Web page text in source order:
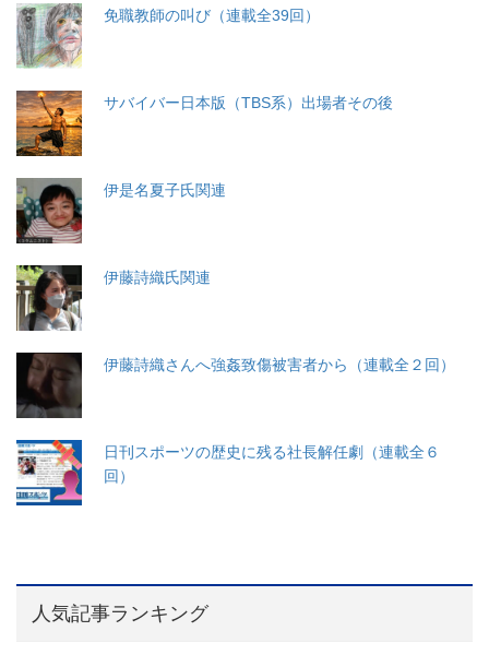
免職教師の叫び（連載全39回）
サバイバー日本版（TBS系）出場者その後
伊是名夏子氏関連
伊藤詩織氏関連
伊藤詩織さんへ強姦致傷被害者から（連載全２回）
日刊スポーツの歴史に残る社長解任劇（連載全６
回）
人気記事ランキング